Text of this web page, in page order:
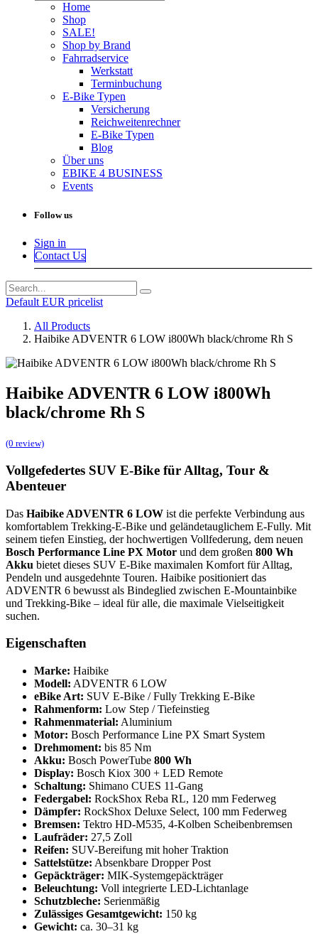
Home
Shop
SALE!
Shop by Brand
Fahrradservice
Werkstatt
Terminbuchung
E-Bike Typen
Versicherung
Reichweitenrechner
E-Bike Typen
Blog
Über uns
EBIKE 4 BUSINESS
Events
Follow us
Sign in
Contact Us
Default EUR pricelist
All Products
Haibike ADVENTR 6 LOW i800Wh black/chrome Rh S
Haibike ADVENTR 6 LOW i800Wh
black/chrome Rh S
(0 review)
Vollgefedertes SUV E-Bike für Alltag, Tour &
Abenteuer
Das Haibike ADVENTR 6 LOW ist die perfekte Verbindung aus
komfortablem Trekking-E-Bike und geländetauglichem E-Fully. Mit
seinem tiefen Einstieg, der hochwertigen Vollfederung, dem neuen
Bosch Performance Line PX Motor und dem großen 800 Wh
Akku bietet dieses SUV E-Bike maximalen Komfort für Alltag,
Pendeln und ausgedehnte Touren. Haibike positioniert das
ADVENTR 6 bewusst als Bindeglied zwischen E-Mountainbike
und Trekking-Bike – ideal für alle, die maximale Vielseitigkeit
suchen.
Eigenschaften
Marke: Haibike
Modell: ADVENTR 6 LOW
eBike Art: SUV E-Bike / Fully Trekking E-Bike
Rahmenform: Low Step / Tiefeinstieg
Rahmenmaterial: Aluminium
Motor: Bosch Performance Line PX Smart System
Drehmoment: bis 85 Nm
Akku: Bosch PowerTube 800 Wh
Display: Bosch Kiox 300 + LED Remote
Schaltung: Shimano CUES 11-Gang
Federgabel: RockShox Reba RL, 120 mm Federweg
Dämpfer: RockShox Deluxe Select, 100 mm Federweg
Bremsen: Tektro HD-M535, 4-Kolben Scheibenbremsen
Laufräder: 27,5 Zoll
Reifen: SUV-Bereifung mit hoher Traktion
Sattelstütze: Absenkbare Dropper Post
Gepäckträger: MIK-Systemgepäckträger
Beleuchtung: Voll integrierte LED-Lichtanlage
Schutzbleche: Serienmäßig
Zulässiges Gesamtgewicht: 150 kg
Gewicht: ca. 30–31 kg